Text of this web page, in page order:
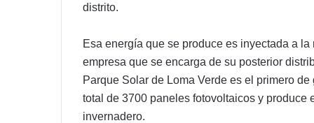
distrito.
Esa energía que se produce es inyectada a
empresa que se encarga de su posterior
Parque Solar de Loma Verde es el primero
total de 3700 paneles fotovoltaicos y produce
invernadero.